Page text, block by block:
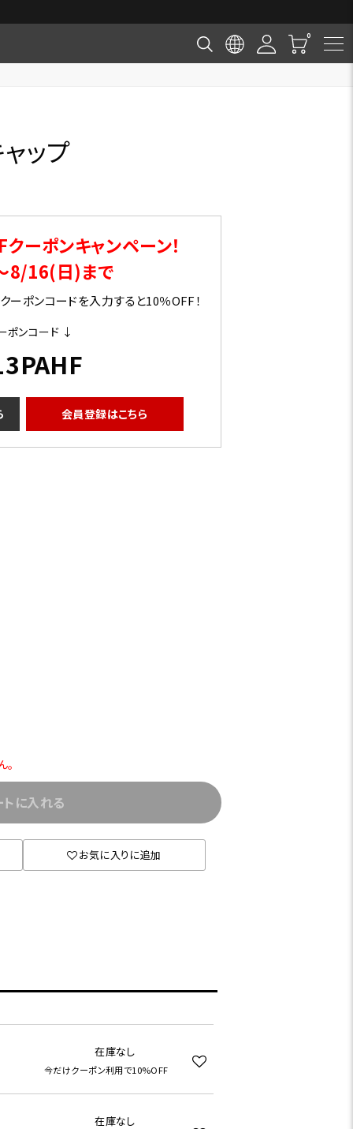
ップ
ーポンキャンペーン！
8/16(日)まで
ーポンコードを入力すると10％OFF！
ポンコード ↓
会員登録はこちら
トに入れる
お気に入りに追加
在庫なし
今だけクーポン利用で10%OFF
在庫なし